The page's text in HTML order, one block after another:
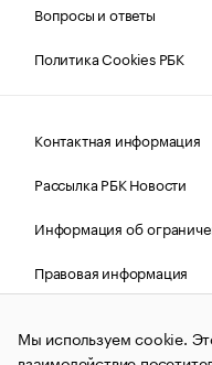
Вопросы и ответы
Политика Cookies РБК
Контактная информация
Рассылка РБК Новости
Информация об
Правовая информация
и материалы
(зарегистрировано
Мы используем cookie.